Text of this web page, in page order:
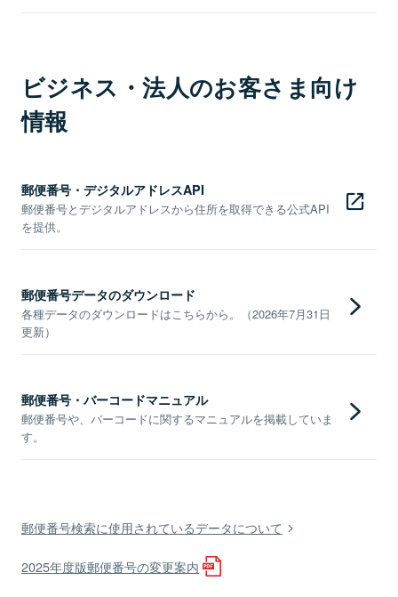
ビジネス・法人のお客さま向け
情報
郵便番号・デジタルアドレスAPI
郵便番号とデジタルアドレスから住所を取得できる公式API
を提供。
郵便番号データのダウンロード
各種データのダウンロードはこちらから。（2026年7月31日
更新）
郵便番号・バーコードマニュアル
郵便番号や、バーコードに関するマニュアルを掲載していま
す。
郵便番号検索に使用されているデータについて
2025年度版郵便番号の変更案内